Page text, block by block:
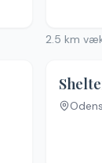
2.5 km